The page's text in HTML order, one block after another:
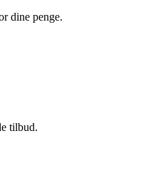
dine penge.
tilbud.